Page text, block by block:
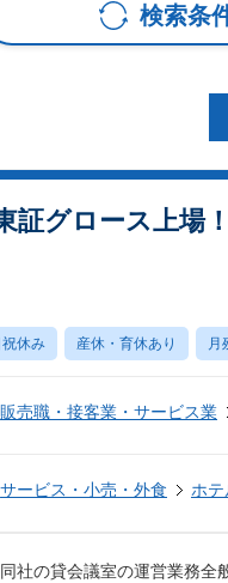
検索条
証グロース上
祝休み 産休・育休あり 月
販売職・接客業・サービス業
サービス・小売・外食 ホ
同社の貸会議室の運営業務全